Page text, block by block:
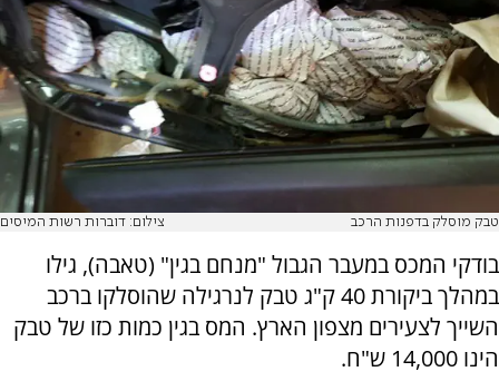
טבק מוסלק בדפנות הרכב צילום: דוברות רשות המיסים
בודקי המכס במעבר הגבול "מנחם בגין" (טאבה), גילו
במהלך ביקורת 40 ק"ג טבק לנרגילה שהוסלקו ברכב
השייך לצעירים מצפון הארץ. המס בגין כמות כזו של טבק
הינו 14,000 ש"ח.